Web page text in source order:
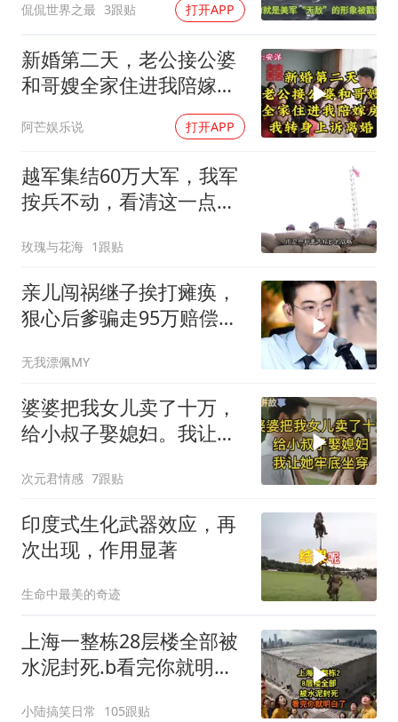
侃侃世界之最 3跟贴 打开APP
新婚第二天，老公接公婆
和哥嫂全家住进我陪嫁房
阿芒娱乐说 打开APP
越军集结60万大军，我军
按兵不动，看清这一点便
玫瑰与花海 1跟贴
亲儿闯祸继子挨打瘫痪，
狠心后爹骗走95万赔偿金
无我漂佩MY
婆婆把我女儿卖了十万，
给小叔子娶媳妇。我让她
次元君情感 7跟贴
印度式生化武器效应，再
次出现，作用显著
生命中最美的奇迹
上海一整栋28层楼全部被
水泥封死.b看完你就明白
小陆搞笑日常 105跟贴